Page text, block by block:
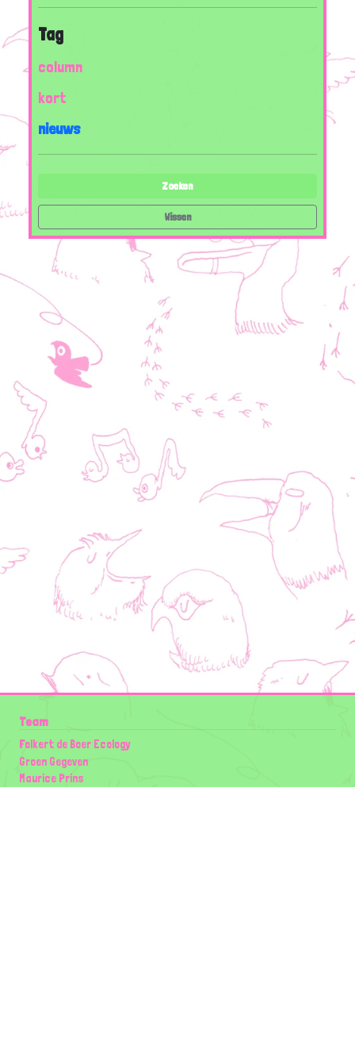
Tag
column
kort
nieuws
Zoeken
Wissen
Team
Folkert de Boer Ecology
Groen Gegeven
Maurice Prins